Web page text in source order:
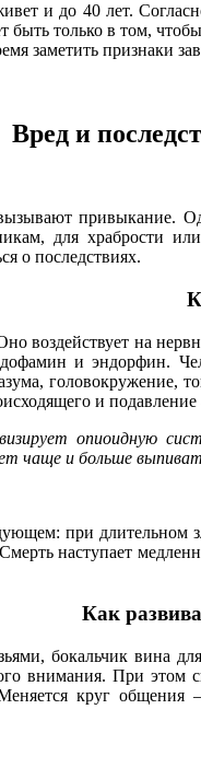
и до 40 лет.
только в том,
заметить признаки
Вред и
привыкание.
для храбрости
о последствиях.
воздействует на
и эндорфин.
головокружение,
и подавление
опиоидную
чаще и больше
при
наступает
Как
бокальчик вина
внимания. При этом
круг